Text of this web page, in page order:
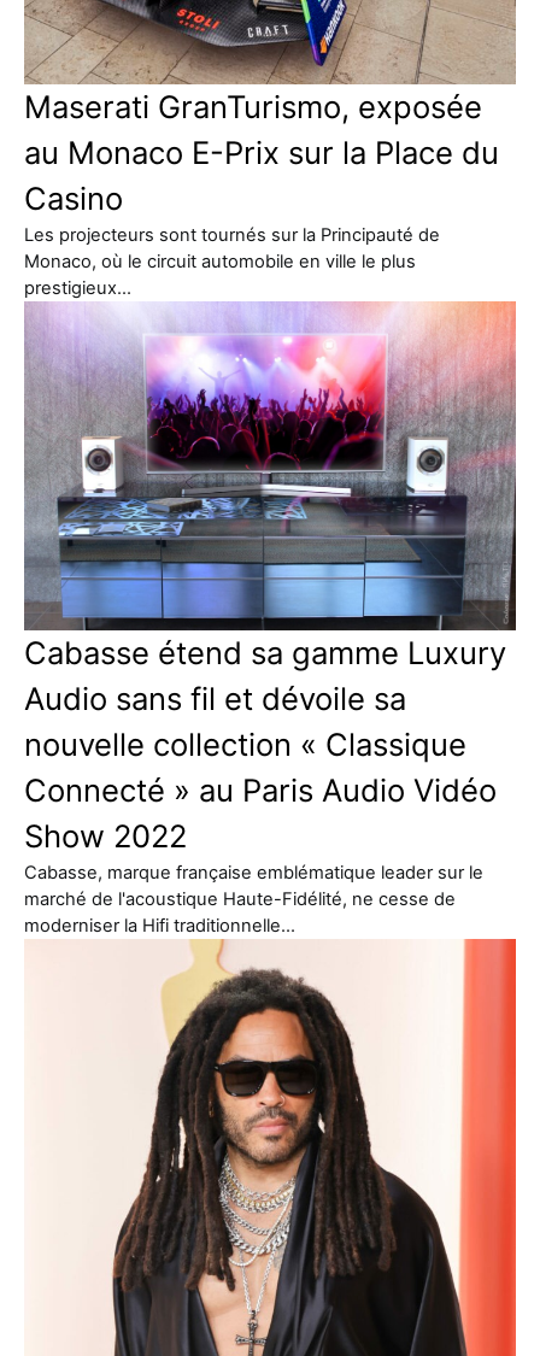
Maserati GranTurismo, exposée
au Monaco E-Prix sur la Place du
Casino
Les projecteurs sont tournés sur la Principauté de
Monaco, où le circuit automobile en ville le plus
prestigieux…
Cabasse étend sa gamme Luxury
Audio sans fil et dévoile sa
nouvelle collection « Classique
Connecté » au Paris Audio Vidéo
Show 2022
Cabasse, marque française emblématique leader sur le
marché de l'acoustique Haute-Fidélité, ne cesse de
moderniser la Hifi traditionnelle…